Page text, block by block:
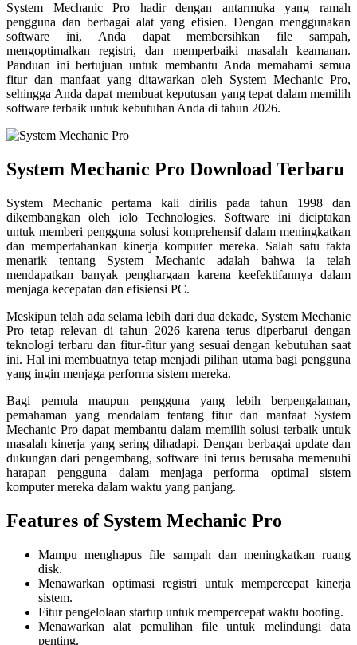
System Mechanic Pro hadir dengan antarmuka yang ramah
pengguna dan berbagai alat yang efisien. Dengan menggunakan
software ini, Anda dapat membersihkan file sampah,
mengoptimalkan registri, dan memperbaiki masalah keamanan.
Panduan ini bertujuan untuk membantu Anda memahami semua
fitur dan manfaat yang ditawarkan oleh System Mechanic Pro,
sehingga Anda dapat membuat keputusan yang tepat dalam memilih
software terbaik untuk kebutuhan Anda di tahun 2026.
System Mechanic Pro Download Terbaru
System Mechanic pertama kali dirilis pada tahun 1998 dan
dikembangkan oleh iolo Technologies. Software ini diciptakan
untuk memberi pengguna solusi komprehensif dalam meningkatkan
dan mempertahankan kinerja komputer mereka. Salah satu fakta
menarik tentang System Mechanic adalah bahwa ia telah
mendapatkan banyak penghargaan karena keefektifannya dalam
menjaga kecepatan dan efisiensi PC.
Meskipun telah ada selama lebih dari dua dekade, System Mechanic
Pro tetap relevan di tahun 2026 karena terus diperbarui dengan
teknologi terbaru dan fitur-fitur yang sesuai dengan kebutuhan saat
ini. Hal ini membuatnya tetap menjadi pilihan utama bagi pengguna
yang ingin menjaga performa sistem mereka.
Bagi pemula maupun pengguna yang lebih berpengalaman,
pemahaman yang mendalam tentang fitur dan manfaat System
Mechanic Pro dapat membantu dalam memilih solusi terbaik untuk
masalah kinerja yang sering dihadapi. Dengan berbagai update dan
dukungan dari pengembang, software ini terus berusaha memenuhi
harapan pengguna dalam menjaga performa optimal sistem
komputer mereka dalam waktu yang panjang.
Features of System Mechanic Pro
Mampu menghapus file sampah dan meningkatkan ruang
disk.
Menawarkan optimasi registri untuk mempercepat kinerja
sistem.
Fitur pengelolaan startup untuk mempercepat waktu booting.
Menawarkan alat pemulihan file untuk melindungi data
penting.